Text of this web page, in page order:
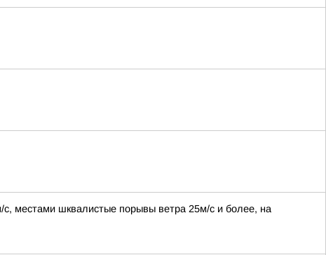
местами шквалистые порывы ветра 25м/с и более, на